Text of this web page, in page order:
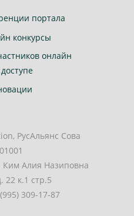
портала
конкурсы
онлайн
РусАльянс Сова
Ким Алия Назиповна
22 к.1 стр.5
309-17-87